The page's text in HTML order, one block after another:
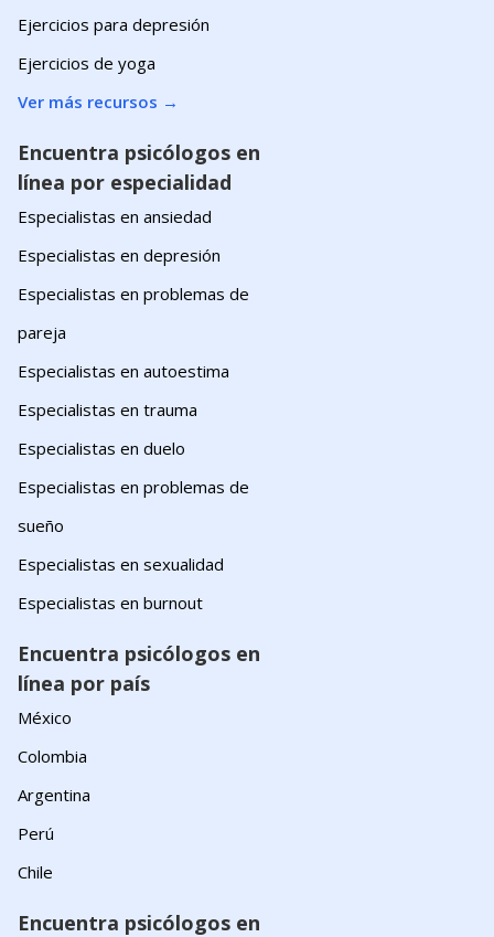
Ejercicios para depresión
Ejercicios de yoga
Ver más recursos →
Encuentra psicólogos en
línea por especialidad
Especialistas en ansiedad
Especialistas en depresión
Especialistas en problemas de
pareja
Especialistas en autoestima
Especialistas en trauma
Especialistas en duelo
Especialistas en problemas de
sueño
Especialistas en sexualidad
Especialistas en burnout
Encuentra psicólogos en
línea por país
México
Colombia
Argentina
Perú
Chile
Encuentra psicólogos en